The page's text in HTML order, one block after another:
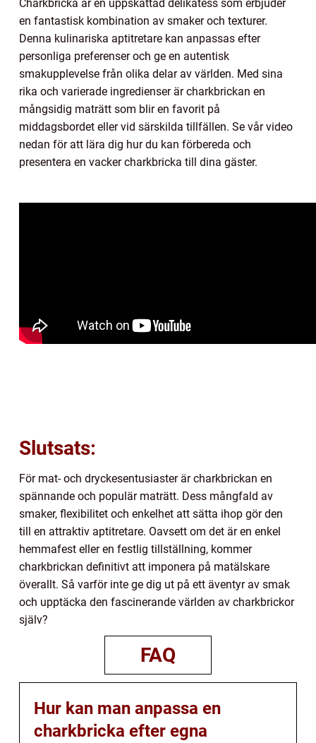
Charkbricka är en uppskattad delikatess som erbjuder
en fantastisk kombination av smaker och texturer.
Denna kulinariska aptitretare kan anpassas efter
personliga preferenser och ge en autentisk
smakupplevelse från olika delar av världen. Med sina
rika och varierade ingredienser är charkbrickan en
mångsidig maträtt som blir en favorit på
middagsbordet eller vid särskilda tillfällen. Se vår video
nedan för att lära dig hur du kan förbereda och
presentera en vacker charkbricka till dina gäster.
Slutsats:
För mat- och dryckesentusiaster är charkbrickan en
spännande och populär maträtt. Dess mångfald av
smaker, flexibilitet och enkelhet att sätta ihop gör den
till en attraktiv aptitretare. Oavsett om det är en enkel
hemmafest eller en festlig tillställning, kommer
charkbrickan definitivt att imponera på matälskare
överallt. Så varför inte ge dig ut på ett äventyr av smak
och upptäcka den fascinerande världen av charkbrickor
själv?
FAQ
Hur kan man anpassa en
charkbricka efter egna